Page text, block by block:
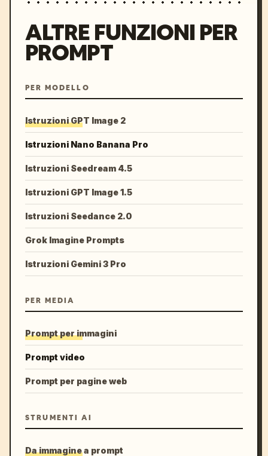
ALTRE FUNZIONI PER
PROMPT
PER MODELLO
Istruzioni GPT Image 2
Istruzioni Nano Banana Pro
Istruzioni Seedream 4.5
Istruzioni GPT Image 1.5
Istruzioni Seedance 2.0
Grok Imagine Prompts
Istruzioni Gemini 3 Pro
PER MEDIA
Prompt per immagini
Prompt video
Prompt per pagine web
STRUMENTI AI
Da immagine a prompt